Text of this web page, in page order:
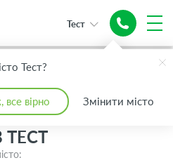
Тест?
все вірно Змінити місто
Тест
+ Інтернет 1 Гіг
ТЕСТ